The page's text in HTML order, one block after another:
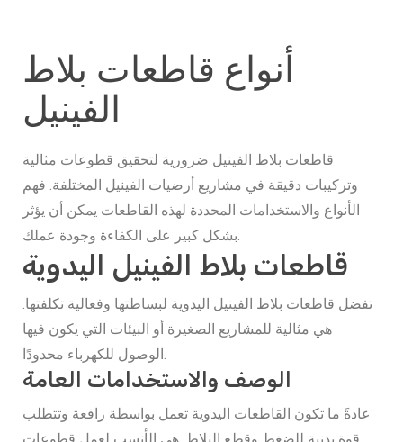
أنواع قاطعات بلاط
الفينيل
قاطعات بلاط الفينيل ضرورية لتحقيق قطوعات مثالية
وتركيبات دقيقة في مشاريع أرضيات الفينيل المختلفة. فهم
الأنواع والاستخدامات المحددة لهذه القاطعات يمكن أن يؤثر
قاطعات بلاط الفينيل اليدوية
تفضل قاطعات بلاط الفينيل اليدوية لبساطتها وفعالية تكلفتها.
هي مثالية للمشاريع الصغيرة أو البيئات التي يكون فيها
الوصف والاستخدامات العامة
عادةً ما تكون القاطعات اليدوية تعمل بواسطة رافعة وتتطلب
قوة بدنية للضغط وقطع البلاط. هي الأنسب لعمل قطوعات